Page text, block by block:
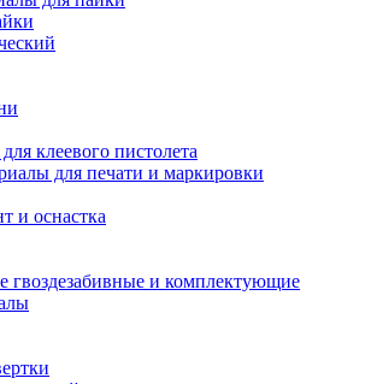
клеевого пистолета
для печати и маркировки
и оснастка
гвоздезабивные и комплектующие